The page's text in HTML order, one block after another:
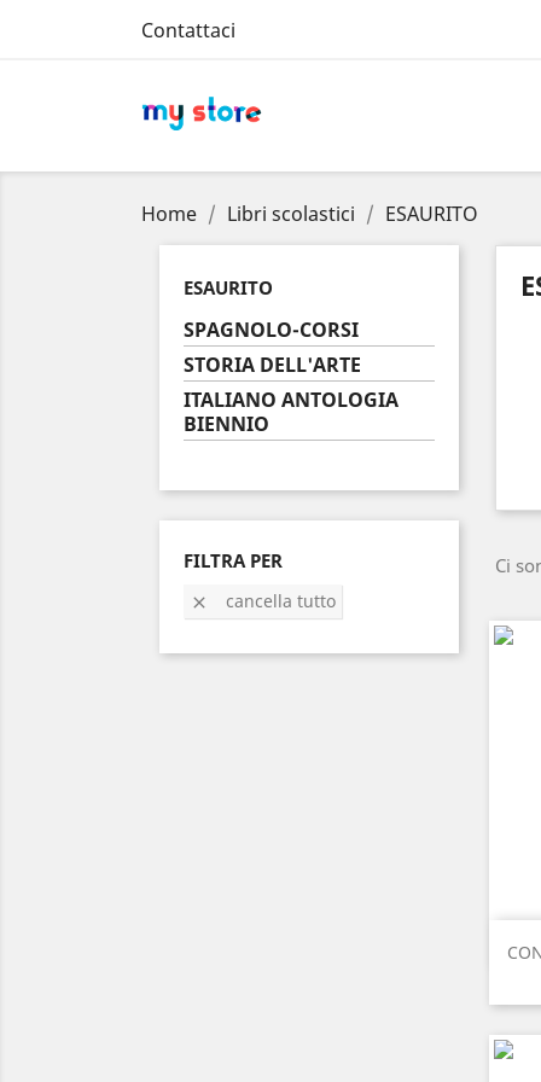
Contattaci
Home Libri scolastici ESAURITO
ESAURITO
SPAGNOLO-CORSI
STORIA DELL'ARTE
ITALIANO ANTOLOGIA
BIENNIO
FILTRA PER
 cancella tutto
Ci